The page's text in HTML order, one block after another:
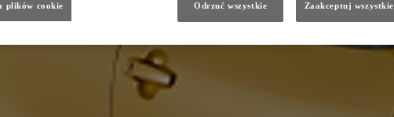
Odrzuć wszystkie Zaakceptuj wszystkie
plików cookie